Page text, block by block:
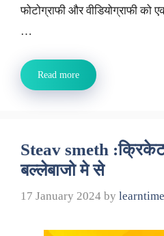
फोटोग्राफी और वीडियोग्राफी
…
Read more
Steav smeth
बल्लेबाजो मे से
17 January 2024 by